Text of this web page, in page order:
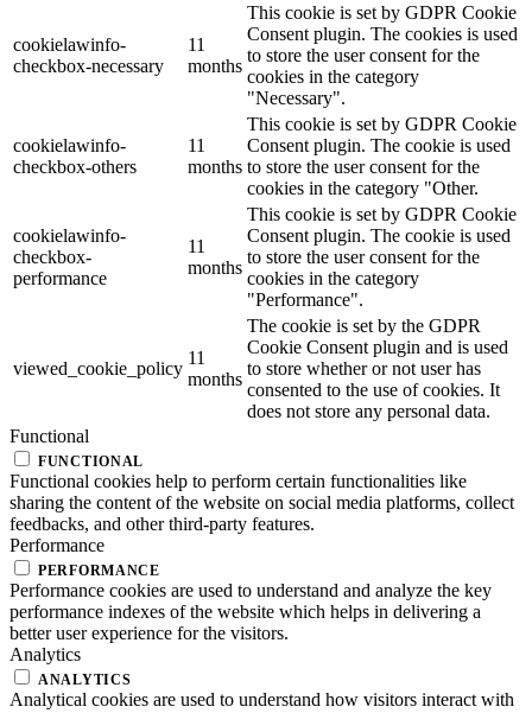
cookielawinfo-
checkbox-necessary
11
months
This cookie is set by GDPR Cookie
Consent plugin. The cookies is used
to store the user consent for the
cookies in the category
"Necessary".
cookielawinfo-
checkbox-others
11
months
This cookie is set by GDPR Cookie
Consent plugin. The cookie is used
to store the user consent for the
cookies in the category "Other.
cookielawinfo-
checkbox-
performance
11
months
This cookie is set by GDPR Cookie
Consent plugin. The cookie is used
to store the user consent for the
cookies in the category
"Performance".
viewed_cookie_policy
11
months
The cookie is set by the GDPR
Cookie Consent plugin and is used
to store whether or not user has
consented to the use of cookies. It
does not store any personal data.
Functional
FUNCTIONAL
Functional cookies help to perform certain functionalities like
sharing the content of the website on social media platforms, collect
feedbacks, and other third-party features.
Performance
PERFORMANCE
Performance cookies are used to understand and analyze the key
performance indexes of the website which helps in delivering a
better user experience for the visitors.
Analytics
ANALYTICS
Analytical cookies are used to understand how visitors interact with